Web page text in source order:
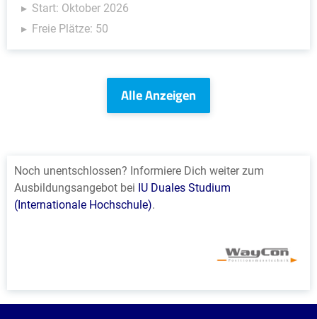
Start: Oktober 2026
Freie Plätze: 50
Alle Anzeigen
Noch unentschlossen? Informiere Dich weiter zum
Ausbildungsangebot bei IU Duales Studium
(Internationale Hochschule).